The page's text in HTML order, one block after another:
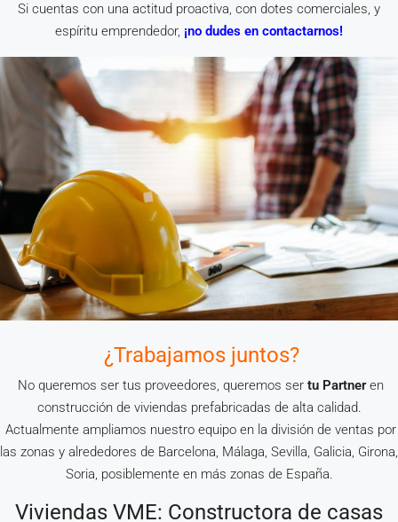
Si cuentas con una actitud proactiva, con dotes comerciales, y
espíritu emprendedor, ¡no dudes en contactarnos!
¿Trabajamos juntos?
No queremos ser tus proveedores, queremos ser tu Partneren
construcción de viviendas prefabricadas de alta calidad.
Actualmente ampliamos nuestro equipo en la división de ventas por
las zonas y alrededores de Barcelona, Málaga, Sevilla, Galicia, Girona,
Soria, posiblemente en más zonas de España.
Viviendas VME: Constructora de casas